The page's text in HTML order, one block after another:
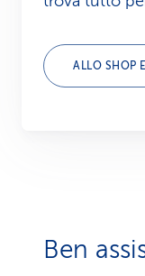
ALLO SHOP
Ben